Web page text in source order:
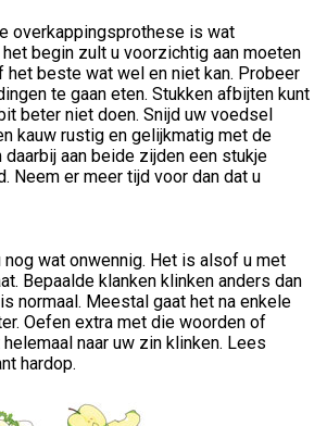
overkappingsprothese is wat
begin zult u voorzichtig aan moeten
het beste wat wel en niet kan. Probeer
te gaan eten. Stukken afbijten kunt
beter niet doen. Snijd uw voedsel
kauw rustig en gelijkmatig met de
daarbij aan beide zijden een stukje
Neem er meer tijd voor dan dat u
nog wat onwennig. Het is alsof u met
Bepaalde klanken klinken anders dan
normaal. Meestal gaat het na enkele
Oefen extra met die woorden of
naar uw zin klinken. Lees
hardop.